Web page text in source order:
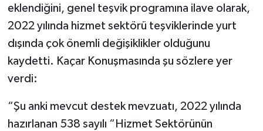
eklendiğini, genel teşvik programına ilave olarak,
2022 yılında hizmet sektörü teşviklerinde yurt
dışında çok önemli değişiklikler olduğunu
kaydetti. Kaçar Konuşmasında şu sözlere yer
verdi:
“Şu anki mevcut destek mevzuatı, 2022 yılında
hazırlanan 538 sayılı “Hizmet Sektörünün